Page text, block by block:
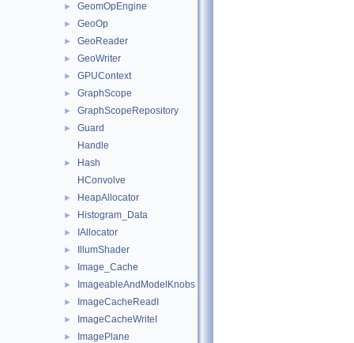
► GeomOpEngine
► GeoOp
► GeoReader
► GeoWriter
► GPUContext
► GraphScope
► GraphScopeRepository
►
Guard
Handle
►
Hash
HConvolve
► HeapAllocator
► Histogram_Data
► IAllocator
► IllumShader
► Image_Cache
► ImageableAndModelKnobs
► ImageCacheReadI
► ImageCacheWriteI
► ImagePlane